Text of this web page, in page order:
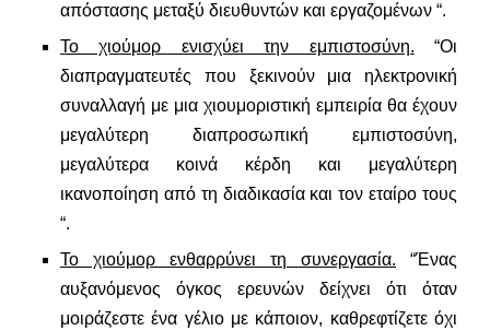
απόστασης μεταξύ διευθυντών και εργαζομένων “.
Το χιούμορ ενισχύει την εμπιστοσύνη. “Οι
διαπραγματευτές που ξεκινούν μια ηλεκτρονική
συναλλαγή με μια χιουμοριστική εμπειρία θα έχουν
μεγαλύτερη διαπροσωπική εμπιστοσύνη,
μεγαλύτερα κοινά κέρδη και μεγαλύτερη
ικανοποίηση από τη διαδικασία και τον εταίρο τους
“.
Το χιούμορ ενθαρρύνει τη συνεργασία. “Ένας
αυξανόμενος όγκος ερευνών δείχνει ότι όταν
μοιράζεστε ένα γέλιο με κάποιον, καθρεφτίζετε όχι